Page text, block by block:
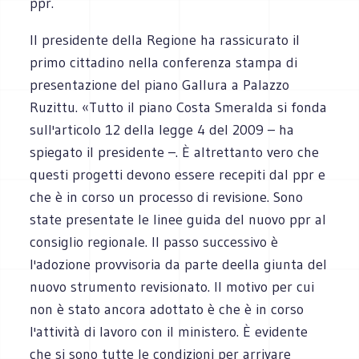
Il presidente della Regione ha rassicurato il
primo cittadino nella conferenza stampa di
presentazione del piano Gallura a Palazzo
Ruzittu. «Tutto il piano Costa Smeralda si fonda
sull'articolo 12 della legge 4 del 2009 – ha
spiegato il presidente –. È altrettanto vero che
questi progetti devono essere recepiti dal ppr e
che è in corso un processo di revisione. Sono
state presentate le linee guida del nuovo ppr al
consiglio regionale. Il passo successivo è
l'adozione provvisoria da parte deella giunta del
nuovo strumento revisionato. Il motivo per cui
non è stato ancora adottato è che è in corso
l'attività di lavoro con il ministero. È evidente
che si sono tutte le condizioni per arrivare